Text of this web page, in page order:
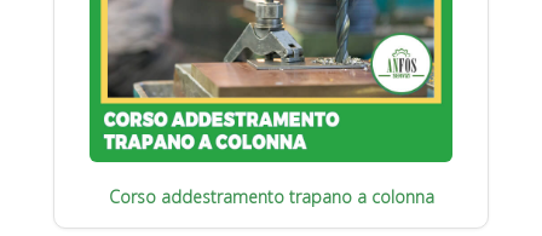
Corso addestramento trapano a colonna